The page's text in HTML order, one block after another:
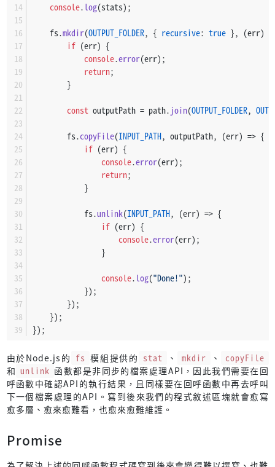
console. log(stats);
    fs.
mkdir(OUTPUT_FOLDER, { recursive: true }, (err)
if (err) {
console.error(err);
return;
        }
const outputPath = path. join(OUTPUT_FOLDER,
        fs.
copyFile(INPUT_PATH, outputPath, (err) => {
if (err) {
console.error(err);
return;
            }
            fs.
unlink(INPUT_PATH, (err) => {
if (err) {
console.error(err);
                }
console. log("Done!");
            });
        });
    });
});
由於Node.js的 fs 模組提供的 stat 、 mkdir 、
copyFile
和 unlink 函數都是非同步的檔案處理API，因此我們需要在回
呼函數中確認API的執行結果，且同樣要在回呼函數中再去呼叫
下一個檔案處理的API。寫到後來我們的程式敘述區塊就會愈寫
愈多層、愈來愈難看，也愈來愈難維護。
Promise